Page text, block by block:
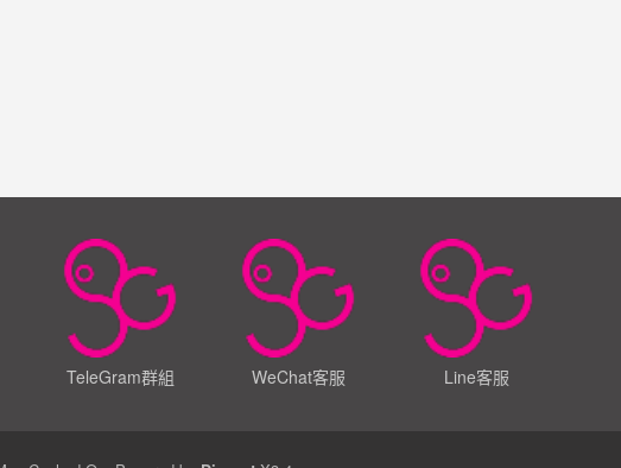
Line客服
WeChat客服
TeleGram群組